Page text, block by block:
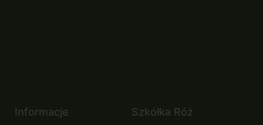
Informacje Szkółka Róż